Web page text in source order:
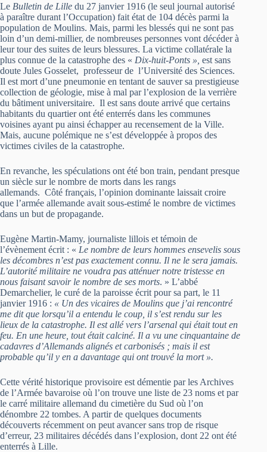
Le Bulletin de Lille du 27 janvier 1916 (le seul journal autorisé
à paraître durant l’Occupation) fait état de 104 décès parmi la
population de Moulins. Mais, parmi les blessés qui ne sont pas
loin d’un demi-millier, de nombreuses personnes vont décéder à
leur tour des suites de leurs blessures. La victime collatérale la
plus connue de la catastrophe des « Dix-huit-Ponts », est sans
doute Jules Gosselet, professeur de l’Université des Sciences.
Il est mort d’une pneumonie en tentant de sauver sa prestigieuse
collection de géologie, mise à mal par l’explosion de la verrière
du bâtiment universitaire. Il est sans doute arrivé que certains
habitants du quartier ont été enterrés dans les communes
voisines ayant pu ainsi échapper au recensement de la Ville.
Mais, aucune polémique ne s’est développée à propos des
victimes civiles de la catastrophe.
En revanche, les spéculations ont été bon train, pendant presque
un siècle sur le nombre de morts dans les rangs
allemands. Côté français, l’opinion dominante laissait croire
que l’armée allemande avait sous-estimé le nombre de victimes
dans un but de propagande.
Eugène Martin-Mamy, journaliste lillois et témoin de
l’évènement écrit : « Le nombre de leurs hommes ensevelis sous
les décombres n’est pas exactement connu. Il ne le sera jamais.
L’autorité militaire ne voudra pas atténuer notre tristesse en
nous faisant savoir le nombre de ses morts. » L’abbé
Demarchelier, le curé de la paroisse écrit pour sa part, le 11
janvier 1916 : « Un des vicaires de Moulins que j’ai rencontré
me dit que lorsqu’il a entendu le coup, il s’est rendu sur les
lieux de la catastrophe. Il est allé vers l’arsenal qui était tout en
feu. En une heure, tout était calciné. Il a vu une cinquantaine de
cadavres d’Allemands alignés et carbonisés ; mais il est
probable qu’il y en a davantage qui ont trouvé la mort ».
Cette vérité historique provisoire est démentie par les Archives
de l’Armée bavaroise où l’on trouve une liste de 23 noms et par
le carré militaire allemand du cimetière du Sud où l’on
dénombre 22 tombes. A partir de quelques documents
découverts récemment on peut avancer sans trop de risque
d’erreur, 23 militaires décédés dans l’explosion, dont 22 ont été
enterrés à Lille.